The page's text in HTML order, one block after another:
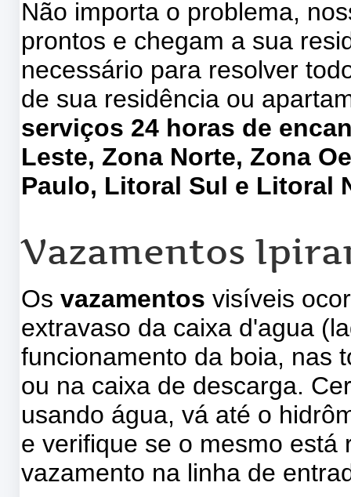
Não importa o problema,
prontos e chegam a sua
necessário para resolver
de sua residência ou
serviços 24 horas de
Leste, Zona Norte, Zona
Paulo, Litoral Sul e Litoral
Vazamentos
Osvazamentos visíveis
extravaso da caixa d'agua
funcionamento da boia, nas
ou na caixa de descarga.
usando água, vá até o
e verifique se o mesmo está
vazamento na linha de